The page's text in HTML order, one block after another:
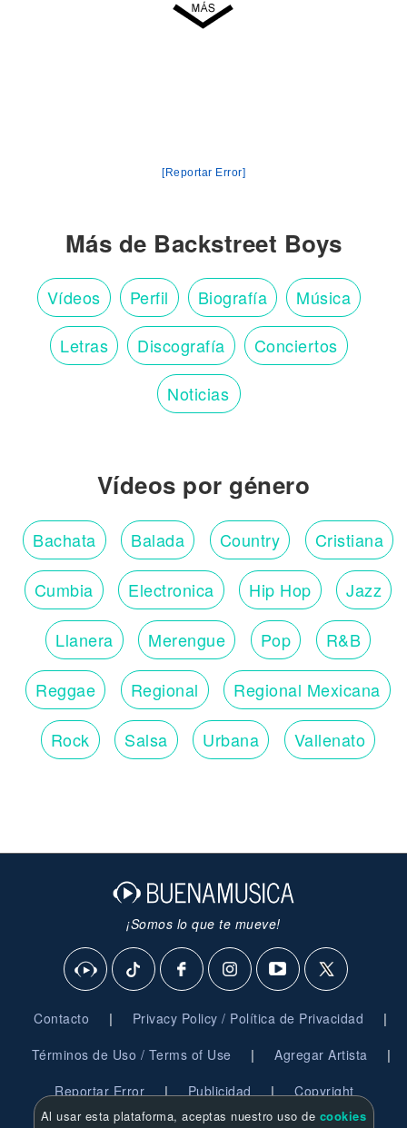
[Reportar Error]
Más de Backstreet Boys
Vídeos Perfil Biografía Música
Letras Discografía Conciertos
Noticias
Vídeos por género
Bachata Balada Country Cristiana
Cumbia Electronica Hip Hop Jazz
Llanera Merengue Pop R&B
Reggae Regional Regional Mexicana
Rock Salsa Urbana Vallenato
¡Somos lo que te mueve!
Contacto | Privacy Policy / Política de Privacidad |
Términos de Uso / Terms of Use | Agregar Artista |
Reportar Error | Publicidad | Copyright
Al usar esta plataforma, aceptas nuestro uso de cookies